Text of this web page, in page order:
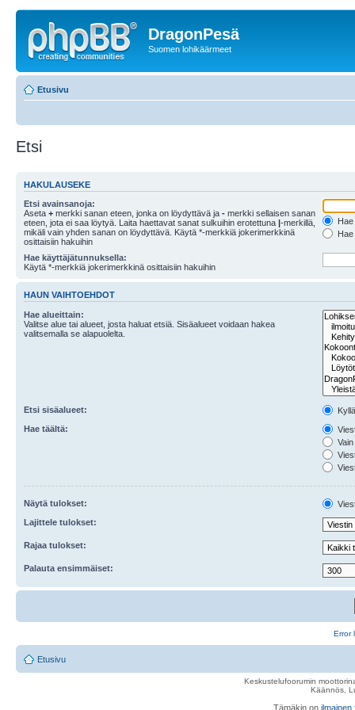
DragonPesä
Suomen lohikäärmeet
Etusivu
Etsi
HAKULAUSEKE
Etsi avainsanoja:
Aseta + merkki sanan eteen, jonka on löydyttävä ja - merkki sellaisen sanan
eteen, jota ei saa löytyä. Laita haettavat sanat sulkuihin erotettuna |-merkillä,
mikäli vain yhden sanan on löydyttävä. Käytä *-merkkiä jokerimerkkinä
osittaisiin hakuihin
Hae käyttäjätunnuksella:
Käytä *-merkkiä jokerimerkkinä osittaisiin hakuihin
HAUN VAIHTOEHDOT
Hae alueittain:
Valitse alue tai alueet, josta haluat etsiä. Sisäalueet voidaan hakea
valitsemalla se alapuolelta.
Etsi sisäalueet:
Hae täältä:
Näytä tulokset:
Lajittele tulokset:
Rajaa tulokset:
Palauta ensimmäiset:
Error
Etusivu
Keskustelufoorumin
Käännös,
Tämäkin on ilmainen